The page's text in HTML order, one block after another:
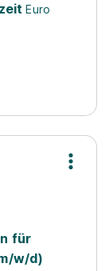
Euro
für
w/d)